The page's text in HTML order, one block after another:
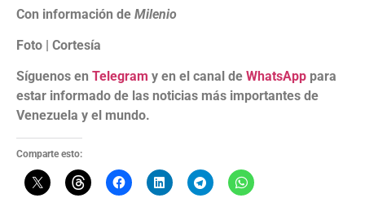
Con información de Milenio
Foto | Cortesía
Síguenos en Telegram y en el canal de WhatsApp para
estar informado de las noticias más importantes de
Venezuela y el mundo.
Comparte esto: